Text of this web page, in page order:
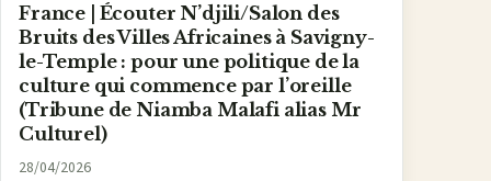
France | Écouter N’djili/Salon des
Bruits des Villes Africaines à Savigny-
le-Temple : pour une politique de la
culture qui commence par l’oreille
(Tribune de Niamba Malafi alias Mr
Culturel)
28/04/2026